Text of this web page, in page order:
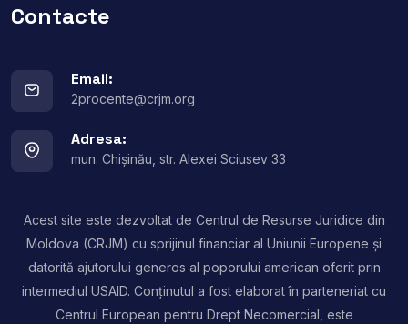
Contacte
Email:
2procente@crjm.org
Adresa:
mun. Chișinău, str. Alexei Sciusev 33
Acest site este dezvoltat de Centrul de Resurse Juridice din
Moldova (CRJM) cu sprijinul financiar al Uniunii Europene și
datorită ajutorului generos al poporului american oferit prin
intermediul USAID. Conținutul a fost elaborat în parteneriat cu
Centrul European pentru Drept Necomercial, este